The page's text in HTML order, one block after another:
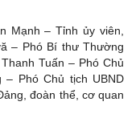
Mạnh – Tỉnh ủy viên,
– Phó Bí thư Thường
Tuấn – Phó Chủ
– Phó Chủ tịch UBND
đoàn thể, cơ quan